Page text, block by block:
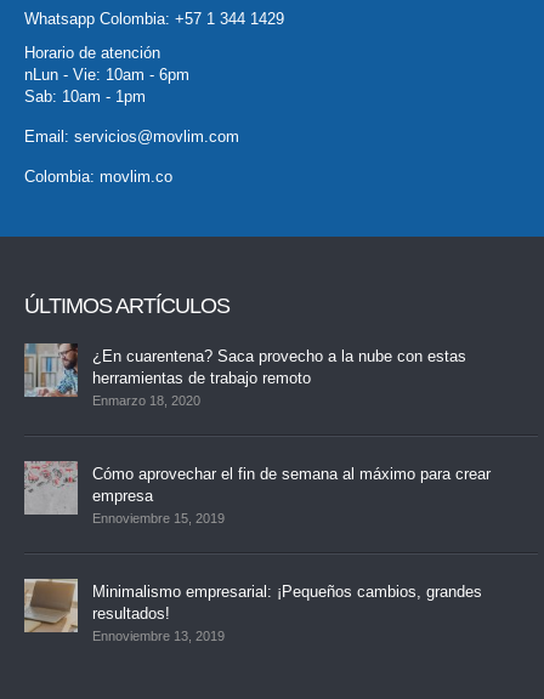
Whatsapp Colombia: +57 1 344 1429
Horario de atención
nLun - Vie: 10am - 6pm
Sab: 10am - 1pm
Email: servicios@movlim.com
Colombia: movlim.co
ÚLTIMOS ARTÍCULOS
¿En cuarentena? Saca provecho a la nube con estas
herramientas de trabajo remoto
Enmarzo 18, 2020
Cómo aprovechar el fin de semana al máximo para crear
empresa
Ennoviembre 15, 2019
Minimalismo empresarial: ¡Pequeños cambios, grandes
resultados!
Ennoviembre 13, 2019